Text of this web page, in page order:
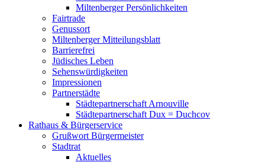
Miltenberger Persönlichkeiten
Fairtrade
Genussort
Miltenberger Mitteilungsblatt
Barrierefrei
Jüdisches Leben
Sehenswürdigkeiten
Impressionen
Partnerstädte
Städtepartnerschaft Arnouville
Städtepartnerschaft Dux = Duchcov
Rathaus & Bürgerservice
Grußwort Bürgermeister
Stadtrat
Aktuelles